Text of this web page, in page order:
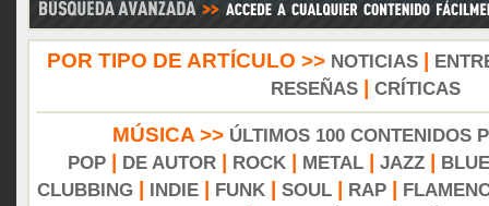
POR TIPO DE ARTÍCULO >> NOTICIAS|
RESEÑAS| CRÍTICAS
MÚSICA >> ÚLTIMOS 100 CONTENIDOS
POP
DE AUTOR ROCK METAL JAZZ
CLUBBING
INDIE FUNK SOUL RAP